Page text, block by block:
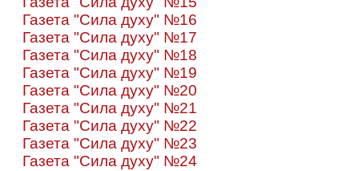
Газета "Сила духу" №16
Газета "Сила духу" №17
Газета "Сила духу" №18
Газета "Сила духу" №19
Газета "Сила духу" №20
Газета "Сила духу" №21
Газета "Сила духу" №22
Газета "Сила духу" №23
Газета "Сила духу" №24